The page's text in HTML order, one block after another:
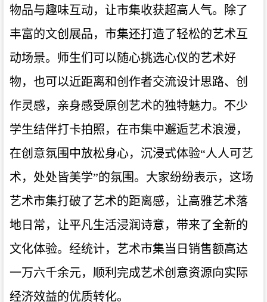
物品与趣味互动，让市集收获超高人气。除了
丰富的文创展品，市集还打造了轻松的艺术互
动场景。师生们可以随心挑选心仪的艺术好
物，也可以近距离和创作者交流设计思路、创
作灵感，亲身感受原创艺术的独特魅力。不少
学生结伴打卡拍照，在市集中邂逅艺术浪漫，
在创意氛围中放松身心，沉浸式体验“人人可艺
术，处处皆美学”的氛围。大家纷纷表示，这场
艺术市集打破了艺术的距离感，让高雅艺术落
地日常，让平凡生活浸润诗意，带来了全新的
文化体验。经统计，艺术市集当日销售额高达
一万六千余元，顺利完成艺术创意资源向实际
经济效益的优质转化。